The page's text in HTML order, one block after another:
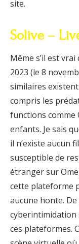
site.
Solive –
Même s’il est
2023 (le 8
similaires
compris les
functions comme
enfants. Je sais
il n’existe aucun
susceptible de
étranger sur
cette plateforme
aucune honte.
cyberintimidation
ces plateformes.